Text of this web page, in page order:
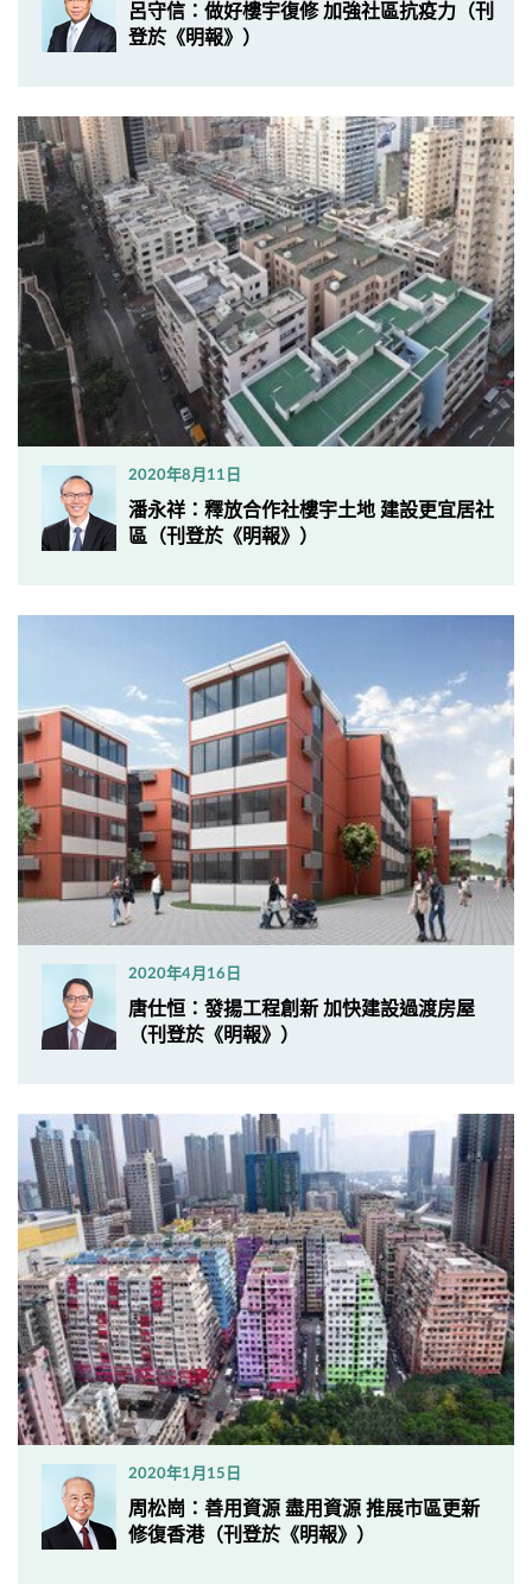
呂守信：做好樓宇復修 加強社區抗疫力（刊
登於《明報》）
2020年8月11日
​潘永祥：釋放合作社樓宇土地 建設更宜居社
區（刊登於《明報》）
2020年4月16日
​唐仕恒：發揚工程創新 加快建設過渡房屋
（刊登於《明報》）
2020年1月15日
周松崗：善用資源 盡用資源 推展市區更新
修復香港（刊登於《明報》）